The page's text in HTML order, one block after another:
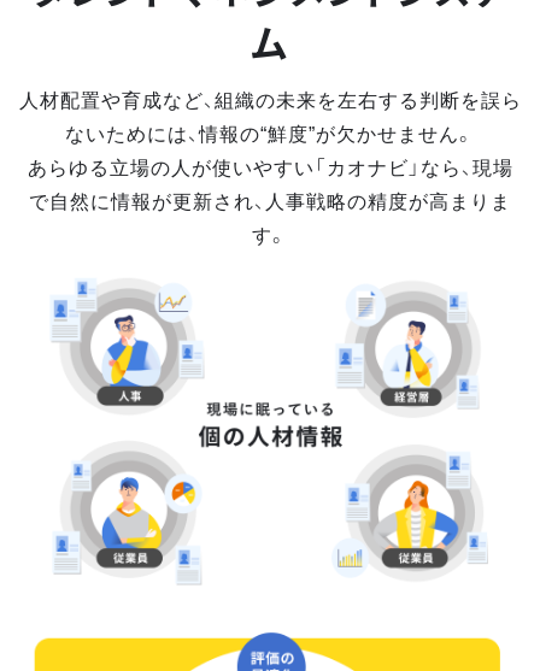
ム
人材配置や育成など、組織の未来を左右する判断を誤ら
ないためには、情報の“鮮度”が欠かせません。
あらゆる立場の人が使いやすい「カオナビ」なら、現場
で自然に情報が更新され、人事戦略の精度が高まりま
す。